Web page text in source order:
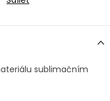
sublimačním